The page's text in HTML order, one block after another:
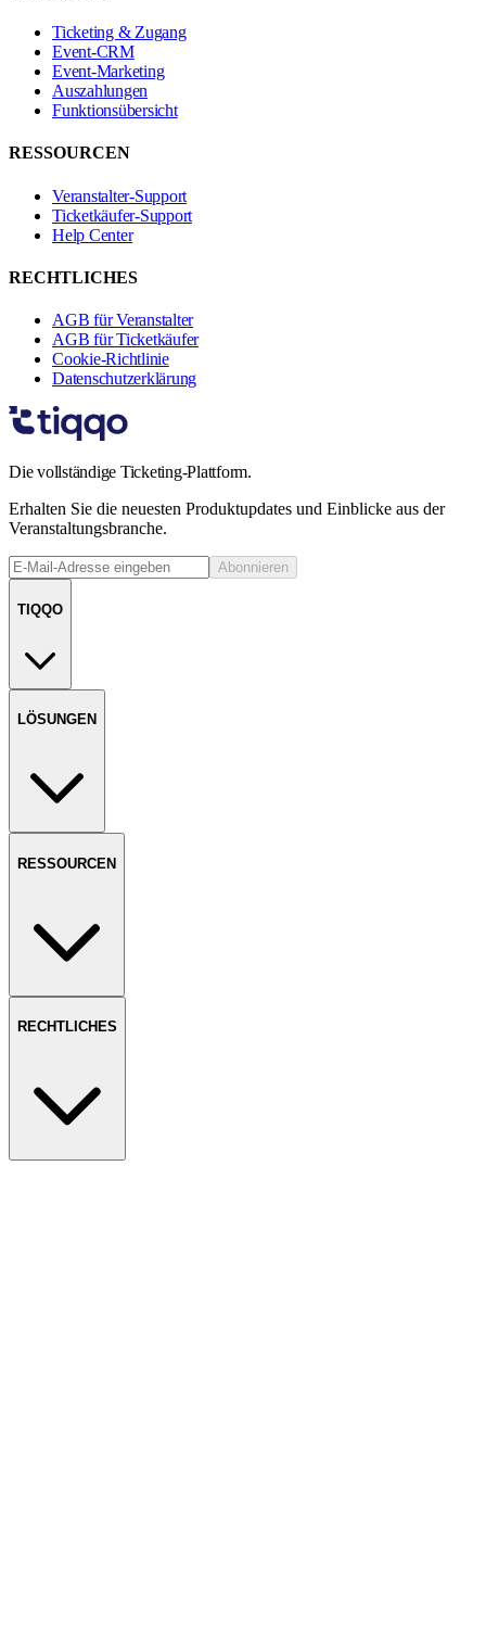
Ticketing & Zugang
Event-CRM
Event-Marketing
Auszahlungen
Funktionsübersicht
RESSOURCEN
Veranstalter-Support
Ticketkäufer-Support
Help Center
RECHTLICHES
AGB für Veranstalter
AGB für Ticketkäufer
Cookie-Richtlinie
Datenschutzerklärung
Die vollständige Ticketing-Plattform.
Erhalten Sie die neuesten Produktupdates und Einblicke aus der
Veranstaltungsbranche.
Abonnieren
TIQQO
LÖSUNGEN
RESSOURCEN
RECHTLICHES